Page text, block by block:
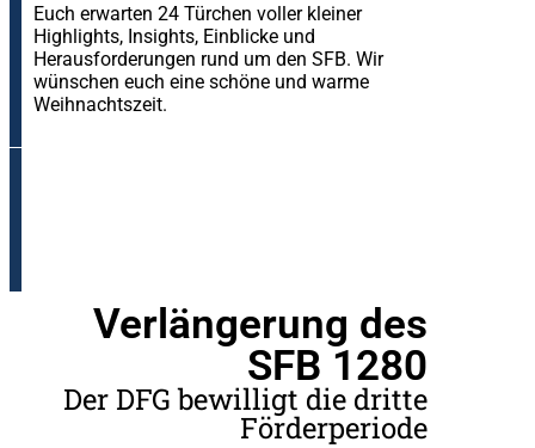
Euch erwarten 24 Türchen voller kleiner
Highlights, Insights, Einblicke und
Herausforderungen rund um den SFB. Wir
wünschen euch eine schöne und warme
Weihnachtszeit.
Verlängerung des
SFB 1280
Der DFG bewilligt die dritte
Förderperiode